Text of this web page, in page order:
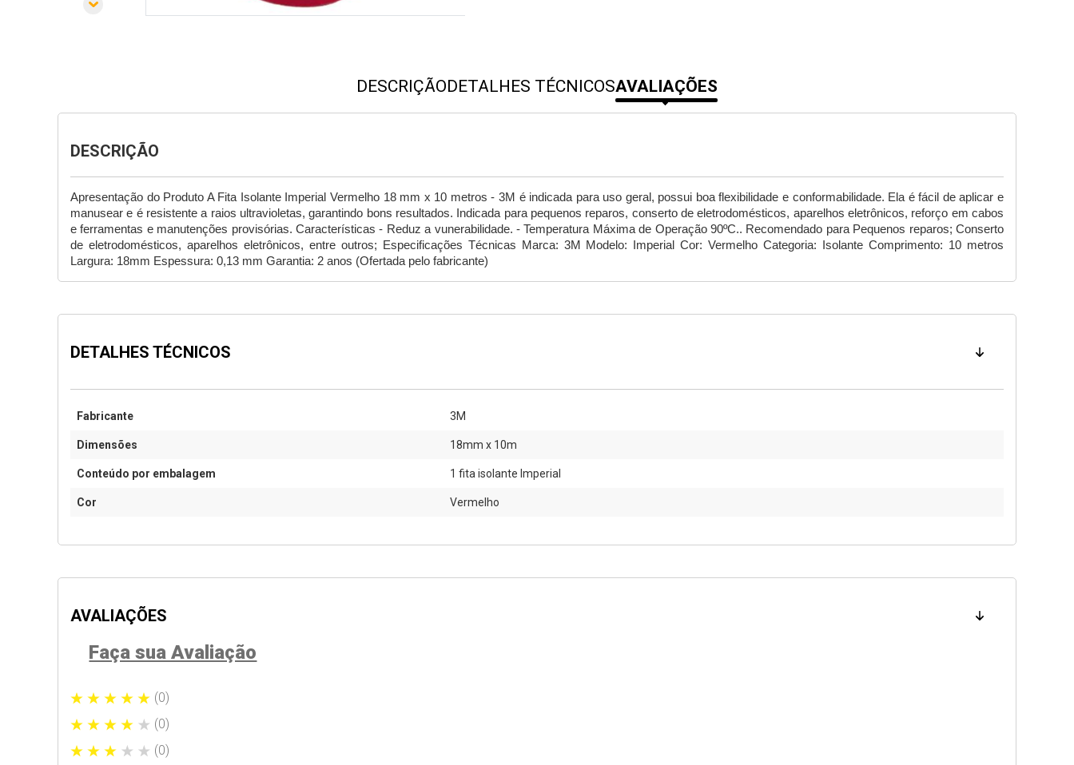
DESCRIÇÃODETALHES TÉCNICOSAVALIAÇÕES
DESCRIÇÃO
Apresentação do Produto A Fita Isolante Imperial Vermelho 18 mm x 10 metros - 3M é indicada para uso geral, possui boa flexibilidade e conformabilidade. Ela é fácil de aplicar e
manusear e é resistente a raios ultravioletas, garantindo bons resultados. Indicada para pequenos reparos, conserto de eletrodomésticos, aparelhos eletrônicos, reforço em cabos
e ferramentas e manutenções provisórias. Características - Reduz a vunerabilidade. - Temperatura Máxima de Operação 90ºC.. Recomendado para Pequenos reparos; Conserto
de eletrodomésticos, aparelhos eletrônicos, entre outros; Especificações Técnicas Marca: 3M Modelo: Imperial Cor:Vermelho Categoria: Isolante Comprimento: 10 metros
Largura: 18mm Espessura: 0,13 mm Garantia: 2 anos (Ofertada pelo fabricante)
DETALHES TÉCNICOS
Fabricante 3M
Dimensões 18mm x 10m
Conteúdo por embalagem 1 fita isolante Imperial
Cor Vermelho
AVALIAÇÕES
Faça sua Avaliação
(0)
(0)
(0)